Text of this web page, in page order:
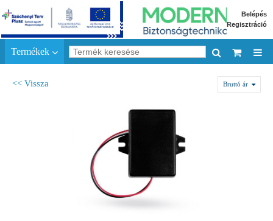
Belépés
Regisztráció
Termékek
<< Vissza Bruttó ár